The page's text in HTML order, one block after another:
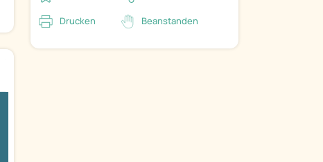
Drucken Beanstanden